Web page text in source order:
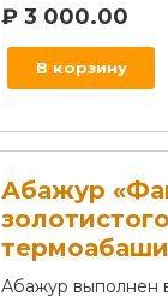
₽ 3 000.00
В корзину
Абажур
термоабаши
Абажур выполнен